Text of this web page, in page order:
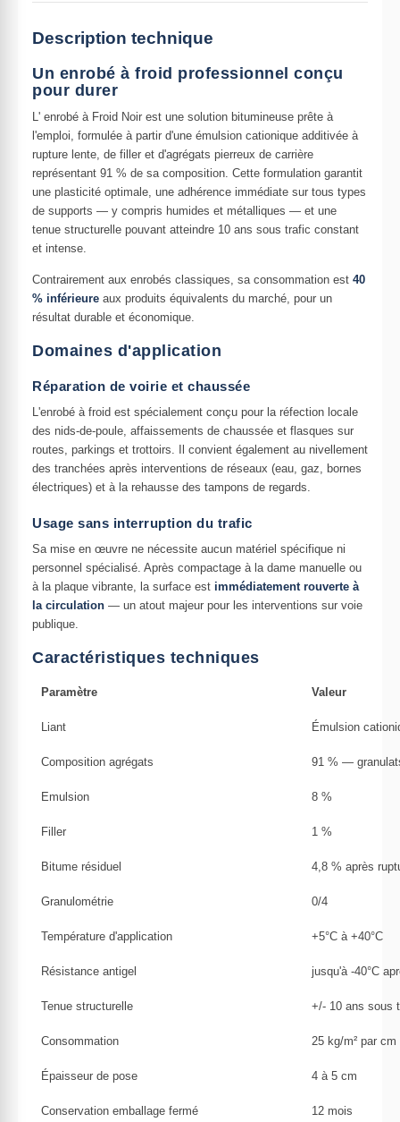
Description technique
Un enrobé à froid professionnel conçu
pour durer
L' enrobé à Froid Noir est une solution bitumineuse prête à
l'emploi, formulée à partir d'une émulsion cationique additivée à
rupture lente, de filler et d'agrégats pierreux de carrière
représentant 91 % de sa composition. Cette formulation garantit
une plasticité optimale, une adhérence immédiate sur tous types
de supports — y compris humides et métalliques — et une
tenue structurelle pouvant atteindre 10 ans sous trafic constant
et intense.
Contrairement aux enrobés classiques, sa consommation est 40
% inférieure aux produits équivalents du marché, pour un
résultat durable et économique.
Domaines d'application
Réparation de voirie et chaussée
L'enrobé à froid est spécialement conçu pour la réfection locale
des nids-de-poule, affaissements de chaussée et flasques sur
routes, parkings et trottoirs. Il convient également au nivellement
des tranchées après interventions de réseaux (eau, gaz, bornes
électriques) et à la rehausse des tampons de regards.
Usage sans interruption du trafic
Sa mise en œuvre ne nécessite aucun matériel spécifique ni
personnel spécialisé. Après compactage à la dame manuelle ou
à la plaque vibrante, la surface est immédiatement rouverte à
la circulation — un atout majeur pour les interventions sur voie
publique.
Caractéristiques techniques
Paramètre Valeur
Liant Émulsion
Composition agrégats 91 % —
Emulsion 8 %
Filler 1 %
Bitume résiduel 4,8 % après
Granulométrie 0/4
Température d'application +5°C à +40°C
Résistance antigel jusqu'à -40°C
Tenue structurelle +/- 10 ans sous
Consommation 25 kg/m² par
Épaisseur de pose 4 à 5 cm
Conservation emballage fermé 12 mois